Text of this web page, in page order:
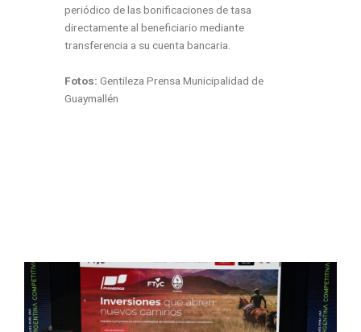
periódico de las bonificaciones de tasa
directamente al beneficiario mediante
transferencia a su cuenta bancaria.
Fotos: Gentileza Prensa Municipalidad de
Guaymallén